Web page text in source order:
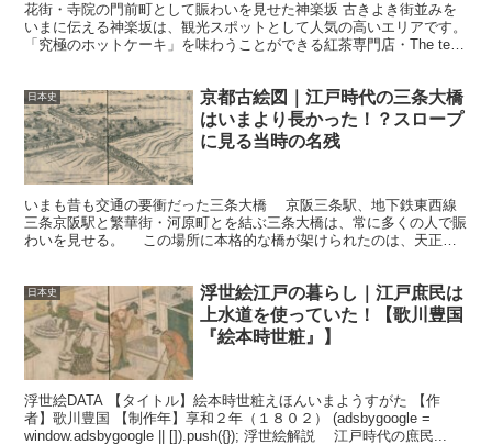
花街・寺院の門前町として賑わいを見せた神楽坂 古きよき街並みを
いまに伝える神楽坂は、観光スポットとして人気の高いエリアです。
「究極のホットケーキ」を味わうことができる紅茶専門店・The tee
日本史
京都古絵図｜江戸時代の三条大橋
はいまより長かった！？スロープ
に見る当時の名残
いまも昔も交通の要衝だった三条大橋 京阪三条駅、地下鉄東西線
三条京阪駅と繁華街・河原町とを結ぶ三条大橋は、常に多くの人で賑
わいを見せる。 この場所に本格的な橋が架けられたのは、天正１
日本史
浮世絵江戸の暮らし｜江戸庶民は
上水道を使っていた！【歌川豊国
『絵本時世粧』】
浮世絵DATA 【タイトル】絵本時世粧えほんいまようすがた 【作
者】歌川豊国 【制作年】享和２年（１８０２） (adsbygoogle =
window.adsbygoogle || []).push({}); 浮世絵解説 江戸時代の庶民...